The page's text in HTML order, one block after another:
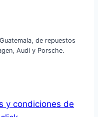
de repuestos
Audi y Porsche.
y condiciones de